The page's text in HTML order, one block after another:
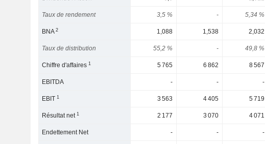
Taux de rendement 3,5 % - 5,34 %
BNA2 1,088 1,538 2,032
Taux de distribution 55,2 % - 49,8 %
Chiffre d'affaires1 5 765 6 862 8 567
EBITDA - - -
EBIT1 3 563 4 405 5 719
Résultat net1 2 177 3 070 4 071
Endettement Net - - -